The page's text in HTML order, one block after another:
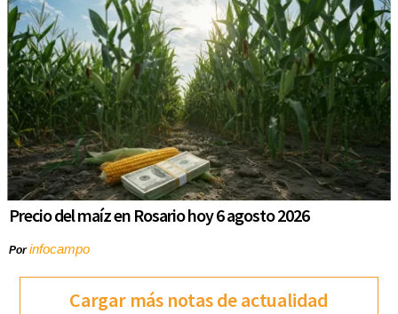
Precio del maíz en Rosario hoy 6 agosto 2026
Porinfocampo
Cargar más notas de actualidad